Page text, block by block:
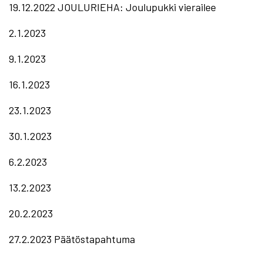
19.12.2022 JOULURIEHA: Joulupukki vierailee
2.1.2023
9.1.2023
16.1.2023
23.1.2023
30.1.2023
6.2.2023
13.2.2023
20.2.2023
27.2.2023 Päätöstapahtuma